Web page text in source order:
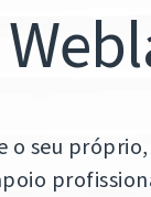
o seu